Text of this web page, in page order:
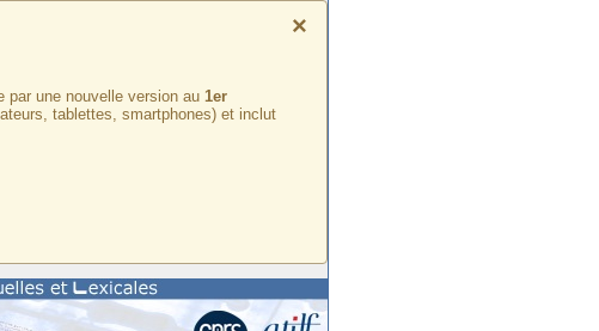
×
par une nouvelle version au 1er
tablettes, smartphones) et inclut